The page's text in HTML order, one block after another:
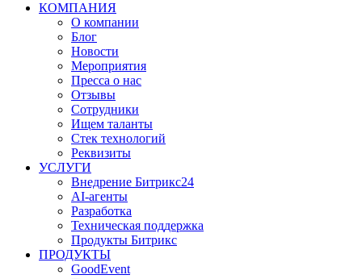
КОМПАНИЯ
О компании
Блог
Новости
Мероприятия
Пресса о нас
Отзывы
Сотрудники
Ищем таланты
Стек технологий
Реквизиты
УСЛУГИ
Внедрение Битрикс24
AI-агенты
Разработка
Техническая поддержка
Продукты Битрикс
ПРОДУКТЫ
GoodEvent